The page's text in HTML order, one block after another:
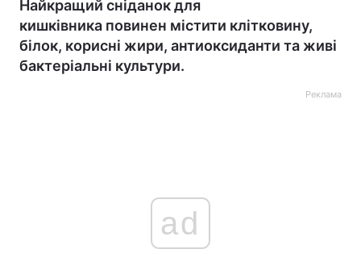
Найкращий сніданок для
кишківника повинен містити клітковину,
білок, корисні жири, антиоксиданти та живі
бактеріальні культури.
Реклама
ad